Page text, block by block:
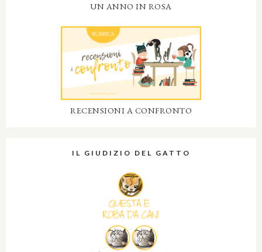
UN ANNO IN ROSA
RECENSIONI A CONFRONTO
IL GIUDIZIO DEL GATTO